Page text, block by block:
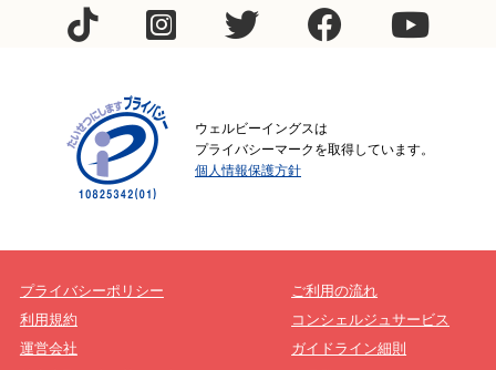
ウェルビーイングスは
プライバシーマークを取得しています。
個人情報保護方針
プライバシーポリシー
利用規約
運営会社
ご利用の流れ
コンシェルジュサービス
ガイドライン細則